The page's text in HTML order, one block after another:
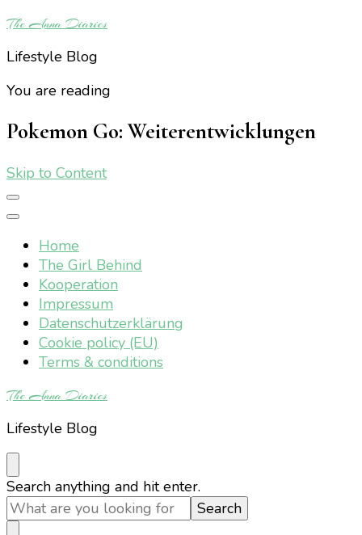
The Anna Diaries
Lifestyle Blog
You are reading
Pokemon Go: Weiterentwicklungen
Skip to Content
Home
The Girl Behind
Kooperation
Impressum
Datenschutzerklärung
Cookie policy (EU)
Terms & conditions
The Anna Diaries
Lifestyle Blog
Looking
for
Something?
Search anything and hit enter.